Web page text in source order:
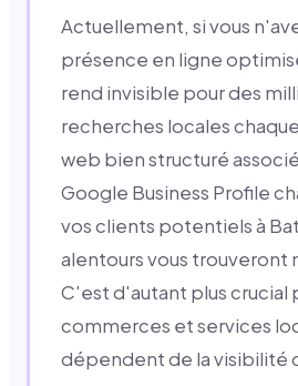
Actuellement, si vous
présence en ligne
rend invisible pour des
recherches locales
web bien structuré
Google Business Profile
vos clients potentiels à
alentours vous trouveront
C'est d'autant plus crucial
commerces et services
dépendent de la visibilité